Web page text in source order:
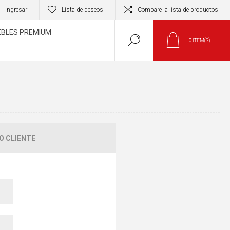
Ingresar Lista de deseos Compare la lista de productos
PREMIUM
0 ITEM(S)
CLIENTE